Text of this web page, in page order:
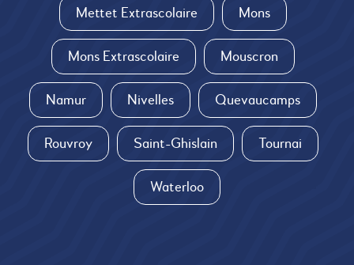
Mettet Extrascolaire Mons
Mons Extrascolaire Mouscron
Namur Nivelles Quevaucamps
Rouvroy Saint-Ghislain Tournai
Waterloo